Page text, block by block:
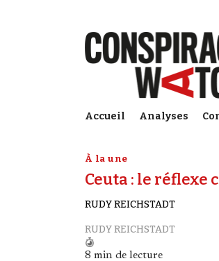
Accueil Analyses
À la une
Ceuta : le réflexe
RUDY REICHSTADT
RUDY REICHSTADT
8 min de lecture